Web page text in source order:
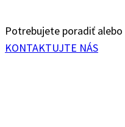
Potrebujete poradiť
KONTAKTUJTE NÁS